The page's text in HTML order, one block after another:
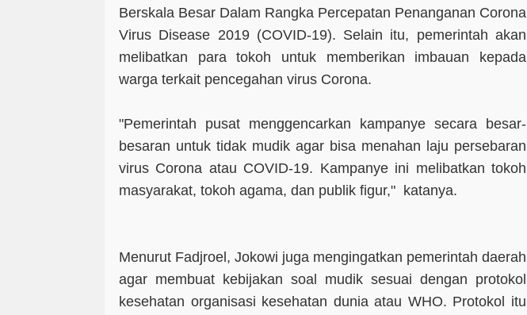
Berskala Besar Dalam Rangka Percepatan Penanganan Corona
Virus Disease 2019 (COVID-19). Selain itu, pemerintah akan
melibatkan para tokoh untuk memberikan imbauan kepada
warga terkait pencegahan virus Corona.
"Pemerintah pusat menggencarkan kampanye secara besar-
besaran untuk tidak mudik agar bisa menahan laju persebaran
virus Corona atau COVID-19. Kampanye ini melibatkan tokoh
masyarakat, tokoh agama, dan publik figur," katanya.
Menurut Fadjroel, Jokowi juga mengingatkan pemerintah daerah
agar membuat kebijakan soal mudik sesuai dengan protokol
kesehatan organisasi kesehatan dunia atau WHO. Protokol itu